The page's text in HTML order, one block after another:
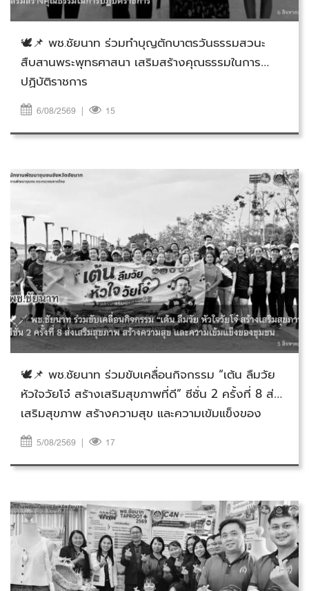
วันพฤหัสบดีที่ 6 สิงหาคม 2569
🕊️📌 พช.ชัยนาท ร่วมทำบุญตักบาตรวันธรรมสวนะ
สืบสานพระพุทธศาสนา เสริมสร้างคุณธรรมในการ
ปฏิบัติราชการ
6/08/2569 | 15
วันพุธที่ 5 สิงหาคม 2569
🕊️📌 พช.ชัยนาท ร่วมขับเคลื่อนกิจกรรม “เต้น ลืมวัย
หัวใจวัยโจ๋ สร้างเสริมสุขภาพที่ดี” ซีซั่น 2 ครั้งที่ 8 ส่ง
เสริมสุขภาพ สร้างความสุข และความเข้มแข็งของ
ชุมชน
5/08/2569 | 17